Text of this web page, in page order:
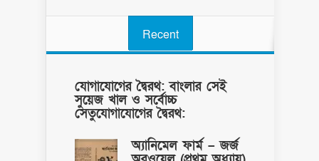
Recent
যোগাযোগের দ্বৈরথ: বাংলার সেই
সুয়েজ খাল ও সর্বোচ্চ
সেতুযোগাযোগের দ্বৈরথ:
অ্যানিমেল ফার্ম – জর্জ